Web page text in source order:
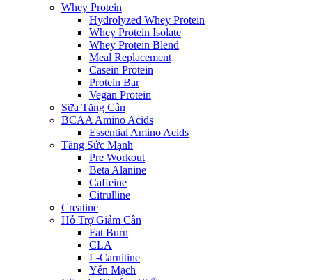
Whey Protein
Hydrolyzed Whey Protein
Whey Protein Isolate
Whey Protein Blend
Meal Replacement
Casein Protein
Protein Bar
Vegan Protein
Sữa Tăng Cân
BCAA Amino Acids
Essential Amino Acids
Tăng Sức Mạnh
Pre Workout
Beta Alanine
Caffeine
Citrulline
Creatine
Hỗ Trợ Giảm Cân
Fat Burn
CLA
L-Carnitine
Yến Mạch